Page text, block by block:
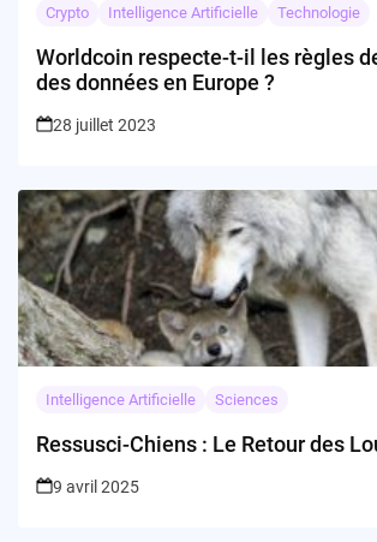
Crypto Intelligence Artificielle Technologie
Worldcoin respecte-t-il les règles
des données en Europe ?
28 juillet 2023
Intelligence Artificielle Sciences
Ressusci-Chiens : Le Retour des
9 avril 2025